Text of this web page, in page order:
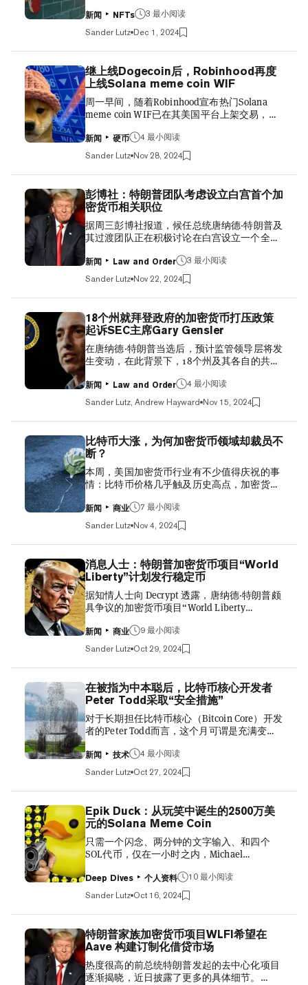
架，并且会欢迎旨在根除未来类似FTX事件并
奖励合规竞争对手的新法律。 “对于FTX的惨
败，似乎会引发我们认为早就该有的一件事
情：关于交易加密资产的明确监管框架，”
Shirzad告诉Decrypt。 其他行业的不端行为已
经被认为会在华盛顿引发立法改革。像
Coinbase这样的公其他行业的不当行为曾促使
华盛顿进行立法改革。像Coinbase这样的公司
渴望建立一个加密监管框架，并且会欢迎旨在
访问和查看。 虽然自2020年Art Blocks集体成
立以来，所有项目都在以太坊上创建，但这些
作品一直需要公司提供后端生成器才能在线查
看。 然而，现在，即使是查看和欣赏约90%的
Art Blocks作品所需的机制也已在链上配置。
这意味着，只要以太坊区块链存在，这些艺术
作品就可以在线查看，无论Art Blocks作为公
司是否继续运营和托管这些作品。 现在可以纯
粹在链上查看的绝大多数Art Blocks作品最初
和threejs。仍然需要第三方协助才能查看的剩
余10%的作品则依赖于其他工具。 Art Blocks
Acquires NFT Marketplace Sansa 在Art Blocks
成立四周年的博客文章中，公司创始人Erick
Calderon称这一成就为“重大飞跃”。 “你不再
依赖于Art Blocks或任何其他平台，”Calderon
说，“这些作品代表了艺术创作、收藏和保存
方式的根本转变。” Ar...
新闻 NFTs
3 最小阅读
Sander Lutz Dec 1, 2024
继上线Dogecoin后，Robinhood再度
上线Solana meme coin WIF
周一早间，随着Robinhood宣布热门Solana
meme coin WIF已在其美国平台上架交易，
到如今撰写时市值已超过32.8亿美元，成为了
2024年最引人注目的meme coin成功案例之
一。该代币现已加入Robinhood Crypto可供交
易的20种加密代币行列，其中包括市值最大的
meme coin Dogecoin。 Robinhood今日发布此
消息后，WIF价格在几秒钟内立即飙升超过
7%，达到3.47美元。随后价格有所回落，至撰
写时稳定在3.35美元，但过去24小时内仍上涨
了7%。 pic.twitter.com/cSApG9S2Wu —
2024 过去两年里，Robinhood在允许其数百
万以股票为主的零售用户交易哪些加密资产方
面一直持谨慎态度。在美国证券交易委员会
（SEC）对提供加密交易的中介机构发起激烈
诉讼后，Robinhood大幅减少了其加密货币产
品，甚至剔除了像Solana这样的行业老牌产
品。 直到不到两周前，Robinhood...
新闻 硬币
4 最小阅读
Sander Lutz Nov 28, 2024
彭博社：特朗普团队考虑设立白宫首个加
密货币相关职位
据周三彭博社报道，候任总统唐纳德·特朗普及
其过渡团队正在积极讨论在白宫设立一个全职
位设立，将成为白宫层面首个专注于加密货币
的职位。 总统们通常会任命“主管”来关注特定
的、高优先级的问题，从气候变化到边境安全
等不一而足。在特朗普的白宫中设立加密货币
主管，将为数字资产行业带来前所未有的优
势：有一个专门的对接人与其讨论行业优先事
项，并且这个对接人能持续获得总统的倾听。
据周三的报道，虽然关于设立该职位的决定尚
未达成，但特朗普团队的成员已与多位行业领
Howard Lutnick Is Trump's Pick for Commerce
Chief—Not Treasury 据报道，周二特朗普在佛
罗里达州棕榈滩的候任总统私人庄园海湖庄园
会见了前Binance.US首席执行官布莱恩·布鲁克
斯。布鲁克斯曾任货币监理署代理署长，也是
Coinbase的前首席法务官，据传他可能成为美
国证券交易委员会（SEC）的候选人。 据报
道，本周早些时候，特朗普还与Coinbase首席
执行官布莱恩·阿姆斯特朗进行了...
新闻 Law and Order
3 最小阅读
Sander Lutz Nov 22, 2024
18个州就拜登政府的加密货币打压政策
起诉SEC主席Gary Gensler
在唐纳德·特朗普当选后，预计监管领导层将发
生变动，在此背景下，18个州及其各自的共和
基金，对证券交易委员会（SEC）及其委员
（包括主席Gary Gensler）提起了诉讼，指控
SEC对加密行业的打压行为。 周四提交的诉讼
指出，SEC在监管数字资产方面的做法违反了
美国宪法。 “未经国会授权，SEC试图通过一
系列针对数字资产行业的执法行动，单方面从
各州手中夺取监管权，”在肯塔基州联邦法院
提交的诉讼书中称，“SEC对监管管辖权的全面
主张是站不住脚的。” 诉讼进一步指控，在根
犯地违背了标准程序，并且该机构故意避免发
布任何新的加密规则，以此作为避免其所谓的
“监管圈地”问题的手段。 Who Is Most Likely
to Replace Gary Gensler After Trump Win? 参
与此次诉讼的18个州（以肯塔基州为首）已要
求联邦法官给予宣告性和禁令性救济，即实质
上冻结SEC起诉加密公司的能力。 肯塔基州总
检察长拉塞尔·科尔曼以鲜明的党派立场阐述了
此次诉讼。 他在一份声明中表示：“拜登-哈里
新闻 Law and Order
4 最小阅读
Sander Lutz, Andrew Hayward Nov 15, 2024
比特币大涨，为何加密货币领域却裁员不
断？
本周，美国加密货币行业有不少值得庆祝的事
情：比特币价格几乎触及历史高点，加密货币
总统大选无论谁胜选，似乎都将对该生态系统
起到提振作用。 然而，你可能没有注意到，对
于美国顶尖的加密货币雇主来说，这是有史以
来最糟糕的一周之一。周二，以太坊软件巨头
Consensys宣布裁减全球20%的员工。几小时
后，总部位于纽约的去中心化加密货币交易所
DYdX裁减了35%的员工。第二天早上，美国最
大的加密货币交易所之一Kraken宣布裁员
15%。 在这一周结束时，Coinbase报告了令人
活动整体下降。这是为什么呢？ 专家告诉
Decrypt，可能有多重因素在起作用——从短期
与选举和监管相关的、可能很快就会解决的焦
虑，到更关乎加密货币原生公司在越来越多传
统金融巨头涌入的行业中的位置等更根本的问
题。 “这绝对是历史上最悲观的牛市，”
Ninepoint Partners的数字资产管理董事Alex
Tapscott告诉Decrypt。 虽然关于加密货币涨
潮的乐观报道似乎无处不在，但Tapscott表
新闻 商业
7 最小阅读
Sander Lutz Nov 4, 2024
消息人士：特朗普加密货币项目“World
Liberty”计划发行稳定币
据知情人士向 Decrypt 透露，唐纳德·特朗普颇
具争议的加密货币项目“World Liberty
项目最近在一次首次代币销售中筹集了 1400
万美元。 稳定币是一种加密货币，旨在保持稳
定的价值，通常与美元挂钩。目前，这种稳定
币仍在开发中，可能需要一段时间才能推出。
一位消息人士表示，World Liberty Financial仍
在确定如何确保这一金融产品的安全性，然后
才会将其推向市场。 与此同时，该团队正在同
时推进World Liberty Financial的主要项目组
件，包括稳定币，以确保这些功能能够在适当
World Liberty Financial最近的举动预示了其可
能涉足稳定币领域。本月早些时候，该项目宣
布，稳定币发行商 Paxos的联合创始人Rich
Teo将担任World Liberty Financial的稳定币和
支付业务负责人。 Rich Teo未回应 Decrypt 对
此事的置评请求。World Liberty Financial的代
表也拒绝置评。 World Liber...
新闻 商业
9 最小阅读
Sander Lutz Oct 29, 2024
在被指为中本聪后，比特币核心开发者
Peter Todd采取“安全措施”
对于长期担任比特币核心（Bitcoin Core）开发
者的Peter Todd而言，这个月可谓是充满变
比特币的匿名创造者中本聪（Satoshi
Nakamoto）。 尽管Todd在镜头内外都极力否
认这一指控，但他在周五告诉Decrypt，被公
开贴上拥有价值744亿美元比特币的神秘天才
的标签，迫使他不得不采取进一步措施来保护
自己。 “我已经采取了一些安全措施，”Todd
说，“但公开说我具体做了什么并不是个好主
意。最好还是让坏人去猜吧。” 然而，这位早
期的比特币贡献者补充说，他当然没有躲藏起
所暗示的那样。事实上，Todd今天出席了在瑞
士卢加诺举行的比特币会议——会上揭幕了一
座纪念中本聪的雕像——并表示他计划在未来
几周内在全球另外五个活动中发表演讲。 The
recent Wired article claiming I'm "in hiding"
was quite the exaggeration...
https://t.co/pQEtUG9K1H — Peter Todd
(@peterktod...
新闻 技术
4 最小阅读
Sander Lutz Oct 27, 2024
Epik Duck：从玩笑中诞生的2500万美
元的Solana Meme Coin
只需一个闪念、两分钟的文字输入、和四个
SOL代币，仅在一小时之内，Michael
融资产。 当时“我坐在那里，心想，‘刚刚到底
发生了什么？’”Anderson告诉Decrypt——他有
个更为人熟知的称号“Mando”。 类似于“Epik
Duck”的Solana Meme Coin资产的故事略显荒
诞，但在如今的加密货币领域却引起了极大的
共鸣。在Meme Coin的狂热中，加密行业长期
低迷的热情被重新点燃，但与此同时Meme
Coin也在用一种近乎于赌博的形式吞噬着整个
加密市场，而这种赌博通常没有任何技术与使
Deep Dives 个人资料
10 最小阅读
Sander Lutz Oct 16, 2024
特朗普家族加密货币项目WLFI希望在
Aave 构建订制化借贷市场
热度很高的前总统特朗普发起的去中心化项目
逐渐揭晓，近日披露了更多的具体细节。